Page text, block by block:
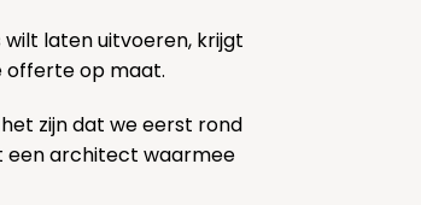
laten uitvoeren, krijgt
offerte op maat.
zijn dat we eerst rond
architect waarmee